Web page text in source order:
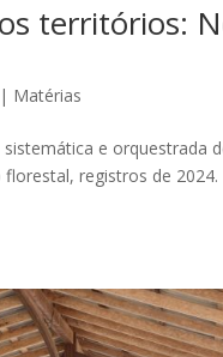
territórios:
| Matérias
e
registros de